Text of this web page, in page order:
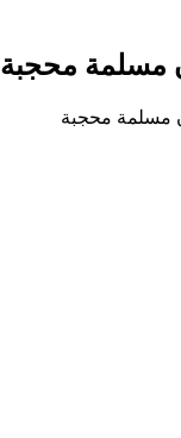
مسلمة محجبة
مسلمة محجبة